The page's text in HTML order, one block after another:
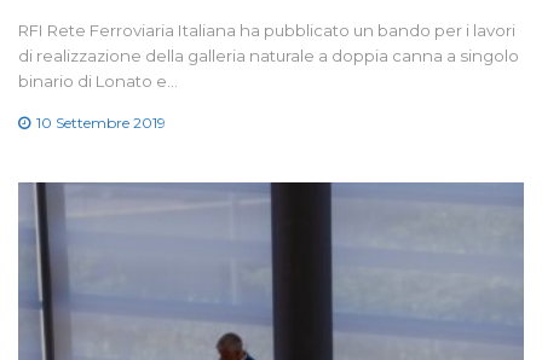
RFI Rete Ferroviaria Italiana ha pubblicato un bando per i lavori
di realizzazione della galleria naturale a doppia canna a singolo
binario di Lonato e…
10 Settembre 2019